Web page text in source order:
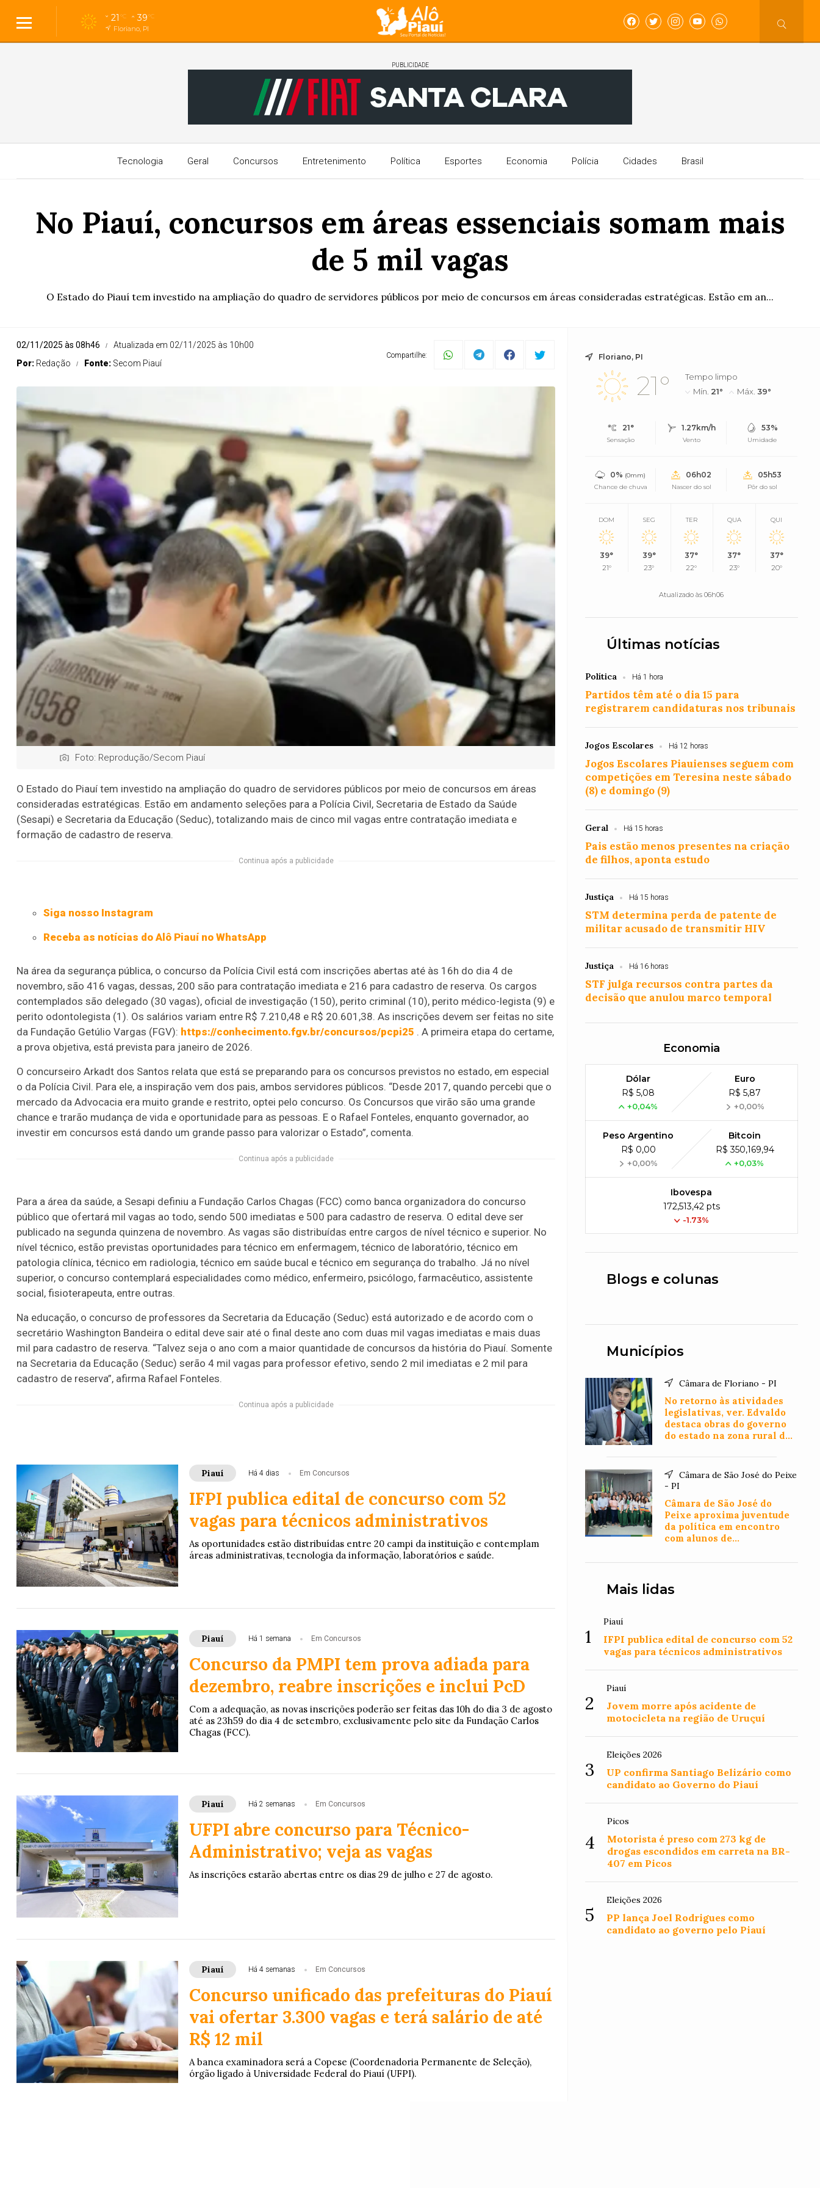
21 °C 39°C
Floriano, PI
PUBLICIDADE
Tecnologia Geral Concursos Entretenimento Política Esportes Economia Polícia Cidades Brasil
No Piauí, concursos em áreas essenciais somam mais
de 5 mil vagas
O Estado do Piauí tem investido na ampliação do quadro de servidores públicos por meio de concursos em áreas consideradas estratégicas. Estão em an...
02/11/2025 às 08h46
Atualizada em 02/11/2025 às 10h00
Por: Redação Fonte: Secom Piauí
Compartilhe:
Foto: Reprodução/Secom Piauí
O Estado do Piauí tem investido na ampliação do quadro de servidores públicos por meio de concursos em áreas
consideradas estratégicas. Estão em andamento seleções para a Polícia Civil, Secretaria de Estado da Saúde
(Sesapi) e Secretaria da Educação (Seduc), totalizando mais de cinco mil vagas entre contratação imediata e
formação de cadastro de reserva.
Continua após a publicidade
Siga nosso Instagram
Receba as notícias do Alô Piauí no WhatsApp
Na área da segurança pública, o concurso da Polícia Civil está com inscrições abertas até às 16h do dia 4 de
novembro, são 416 vagas, dessas, 200 são para contratação imediata e 216 para cadastro de reserva. Os cargos
contemplados são delegado (30 vagas), oficial de investigação (150), perito criminal (10), perito médico-legista (9) e
perito odontolegista (1). Os salários variam entre R$ 7.210,48 e R$ 20.601,38. As inscrições devem ser feitas no site
da Fundação Getúlio Vargas (FGV): https://conhecimento.fgv.br/concursos/pcpi25 . A primeira etapa do certame,
a prova objetiva, está prevista para janeiro de 2026.
O concurseiro Arkadt dos Santos relata que está se preparando para os concursos previstos no estado, em especial
o da Polícia Civil. Para ele, a inspiração vem dos pais, ambos servidores públicos. “Desde 2017, quando percebi que o
mercado da Advocacia era muito grande e restrito, optei pelo concurso. Os Concursos que virão são uma grande
chance e trarão mudança de vida e oportunidade para as pessoas. E o Rafael Fonteles, enquanto governador, ao
investir em concursos está dando um grande passo para valorizar o Estado”, comenta.
Continua após a publicidade
Para a área da saúde, a Sesapi definiu a Fundação Carlos Chagas (FCC) como banca organizadora do concurso
público que ofertará mil vagas ao todo, sendo 500 imediatas e 500 para cadastro de reserva. O edital deve ser
publicado na segunda quinzena de novembro. As vagas são distribuídas entre cargos de nível técnico e superior. No
nível técnico, estão previstas oportunidades para técnico em enfermagem, técnico de laboratório, técnico em
patologia clínica, técnico em radiologia, técnico em saúde bucal e técnico em segurança do trabalho. Já no nível
superior, o concurso contemplará especialidades como médico, enfermeiro, psicólogo, farmacêutico, assistente
social, fisioterapeuta, entre outras.
Na educação, o concurso de professores da Secretaria da Educação (Seduc) está autorizado e de acordo com o
secretário Washington Bandeira o edital deve sair até o final deste ano com duas mil vagas imediatas e mais duas
mil para cadastro de reserva. “Talvez seja o ano com a maior quantidade de concursos da história do Piauí. Somente
na Secretaria da Educação (Seduc) serão 4 mil vagas para professor efetivo, sendo 2 mil imediatas e 2 mil para
cadastro de reserva”, afirma Rafael Fonteles.
Continua após a publicidade
Piauí Há 4 dias Em Concursos
IFPI publica edital de concurso com 52
vagas para técnicos administrativos
As oportunidades estão distribuídas entre 20 campi da instituição e contemplam
áreas administrativas, tecnologia da informação, laboratórios e saúde.
Piauí Há 1 semana Em Concursos
Concurso da PMPI tem prova adiada para
dezembro, reabre inscrições e inclui PcD
Com a adequação, as novas inscrições poderão ser feitas das 10h do dia 3 de agosto
até as 23h59 do dia 4 de setembro, exclusivamente pelo site da Fundação Carlos
Chagas (FCC).
Piauí Há 2 semanas Em Concursos
UFPI abre concurso para Técnico-
Administrativo; veja as vagas
As inscrições estarão abertas entre os dias 29 de julho e 27 de agosto.
Piauí Há 4 semanas Em Concursos
Concurso unificado das prefeituras do Piauí
vai ofertar 3.300 vagas e terá salário de até
R$ 12 mil
A banca examinadora será a Copese (Coordenadoria Permanente de Seleção),
órgão ligado à Universidade Federal do Piauí (UFPI).
Floriano, PI
21°
Tempo limpo
Mín. 21° Máx.39°
21°
Sensação
1.27km/h
Vento
53%
Umidade
0% (0mm)
Chance de chuva
06h02
Nascer do sol
05h53
Pôr do sol
DOM
39°
21°
SEG
39°
23°
TER
37°
22°
QUA
37°
23°
QUI
37°
20°
Atualizado às 06h06
Últimas notícias
Política Há 1 hora
Partidos têm até o dia 15 para
registrarem candidaturas nos tribunais
Jogos Escolares Há 12 horas
Jogos Escolares Piauienses seguem com
competições em Teresina neste sábado
(8) e domingo (9)
Geral Há 15 horas
Pais estão menos presentes na criação
de filhos, aponta estudo
Justiça Há 15 horas
STM determina perda de patente de
militar acusado de transmitir HIV
Justiça Há 16 horas
STF julga recursos contra partes da
decisão que anulou marco temporal
Economia
Dólar
R$ 5,08
+0,04%
Euro
R$ 5,87
+0,00%
Peso Argentino
R$ 0,00
+0,00%
Bitcoin
R$ 350,169,94
+0,03%
Ibovespa
172,513,42 pts
-1.73%
Blogs e colunas
Municípios
Câmara de Floriano - PI
No retorno às atividades
legislativas, ver. Edvaldo
destaca obras do governo
do estado na zona rural de
Câmara de São José do Peixe
- PI
Câmara de São José do
Peixe aproxima juventude
da política em encontro
com alunos de
Mais lidas
1
Piauí
IFPI publica edital de concurso com 52
vagas para técnicos administrativos
2
Piauí
Jovem morre após acidente de
motocicleta na região de Uruçuí
3
Eleições 2026
UP confirma Santiago Belizário como
candidato ao Governo do Piauí
4
Picos
Motorista é preso com 273 kg de
drogas escondidos em carreta na BR-
407 em Picos
5
Eleições 2026
PP lança Joel Rodrigues como
candidato ao governo pelo Piauí